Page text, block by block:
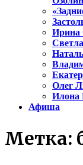
Ирина
Олег
Илона
Афиша
Метка: